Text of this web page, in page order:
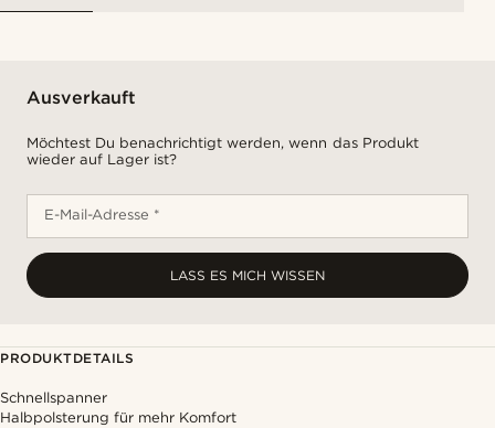
Ausverkauft
Möchtest Du benachrichtigt werden, wenn das Produkt
wieder auf Lager ist?
E-Mail-Adresse *
LASS ES MICH WISSEN
PRODUKTDETAILS
Schnellspanner
Halbpolsterung für mehr Komfort